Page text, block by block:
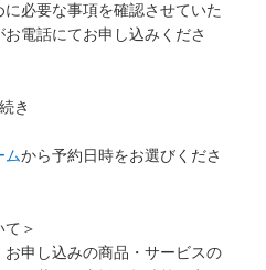
続きはこちら
必要な事項を確認させていた
電話にてお申し込みくださ
き
ムから予約日時をお選びくださ
＞
申し込みの商品・サービスの